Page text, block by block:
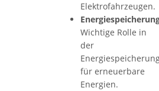
Elektrofahrzeugen.
Wichtige Rolle in
der
für erneuerbare
Energien.